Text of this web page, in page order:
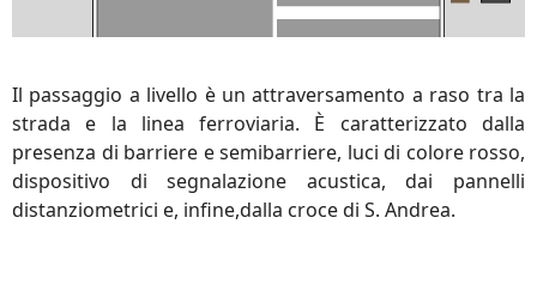
Il passaggio a livello è un attraversamento a raso tra la
strada e la linea ferroviaria. È caratterizzato dalla
presenza di barriere e semibarriere, luci di colore rosso,
dispositivo di segnalazione acustica, dai pannelli
distanziometrici e, infine,dalla croce di S. Andrea.